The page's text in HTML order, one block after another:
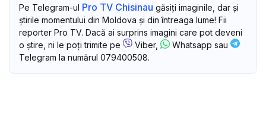
Pe Telegram-ul Pro TV Chisinau găsiți imaginile, dar și
știrile momentului din Moldova și din întreaga lume! Fii
reporter Pro TV. Dacă ai surprins imagini care pot deveni
o știre, ni le poți trimite pe
Viber,
Whatsapp sau
Telegram la numărul 079400508.